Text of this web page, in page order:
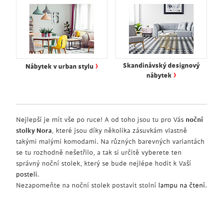
Nábytek v urban stylu ›
Skandinávský designový
nábytek ›
Nejlepší je mít vše po ruce! A od toho jsou tu pro Vás noční
stolky Nora, které jsou díky několika zásuvkám vlastně
takými malými komodami. Na různých barevných variantách
se tu rozhodně nešetřilo, a tak si určitě vyberete ten
správný noční stolek, který se bude nejlépe hodit k Vaší
posteli.
Nezapomeňte na noční stolek postavit stolní lampu na čtení.